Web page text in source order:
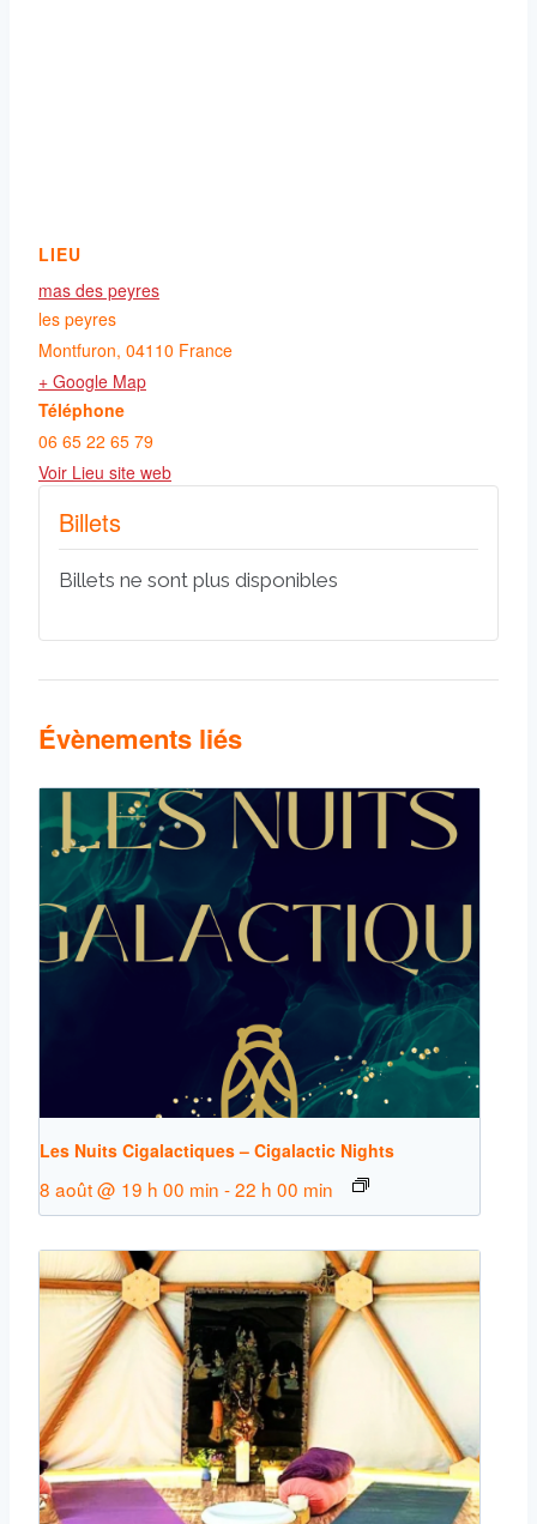
LIEU
mas des peyres
les peyres
Montfuron, 04110 France
+ Google Map
Téléphone
06 65 22 65 79
Voir Lieu site web
Billets
Billets ne sont plus disponibles
Évènements liés
Les Nuits Cigalactiques – Cigalactic Nights
8 août @ 19 h 00 min -22 h 00 min